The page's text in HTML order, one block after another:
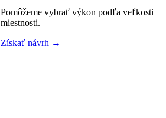
Pomôžeme vybrať výkon podľa veľkosti
miestnosti.
Získať návrh →